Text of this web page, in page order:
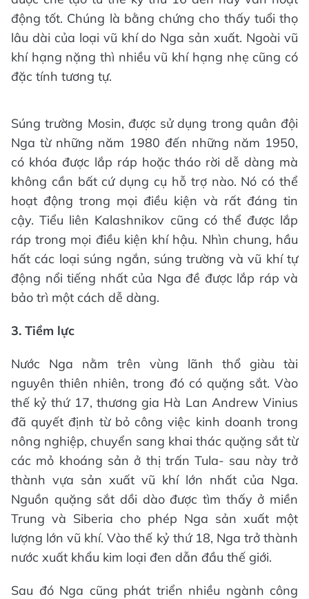
động tốt. Chúng là bằng chứng cho thấy tuổi thọ
lâu dài của loại vũ khí do Nga sản xuất. Ngoài vũ
khí hạng nặng thì nhiều vũ khí hạng nhẹ cũng có
đặc tính tương tự.
Súng trường Mosin, được sử dụng trong quân đội
Nga từ những năm 1980 đến những năm 1950,
có khóa được lắp ráp hoặc tháo rời dễ dàng mà
không cần bất cứ dụng cụ hỗ trợ nào. Nó có thể
hoạt động trong mọi điều kiện và rất đáng tin
cậy. Tiểu liên Kalashnikov cũng có thể được lắp
ráp trong mọi điều kiện khí hậu. Nhìn chung, hầu
hất các loại súng ngắn, súng trường và vũ khí tự
động nổi tiếng nhất của Nga đề được lắp ráp và
bảo trì một cách dễ dàng.
3. Tiềm lực
Nước Nga nằm trên vùng lãnh thổ giàu tài
nguyên thiên nhiên, trong đó có quặng sắt. Vào
thế kỷ thứ 17, thương gia Hà Lan Andrew Vinius
đã quyết định từ bỏ công việc kinh doanh trong
nông nghiệp, chuyển sang khai thác quặng sắt từ
các mỏ khoáng sản ở thị trấn Tula- sau này trở
thành vựa sản xuất vũ khí lớn nhất của Nga.
Nguồn quặng sắt dồi dào được tìm thấy ở miền
Trung và Siberia cho phép Nga sản xuất một
lượng lớn vũ khí. Vào thế kỷ thứ 18, Nga trở thành
nước xuất khẩu kim loại đen dẫn đầu thế giới.
Sau đó Nga cũng phát triển nhiều ngành công